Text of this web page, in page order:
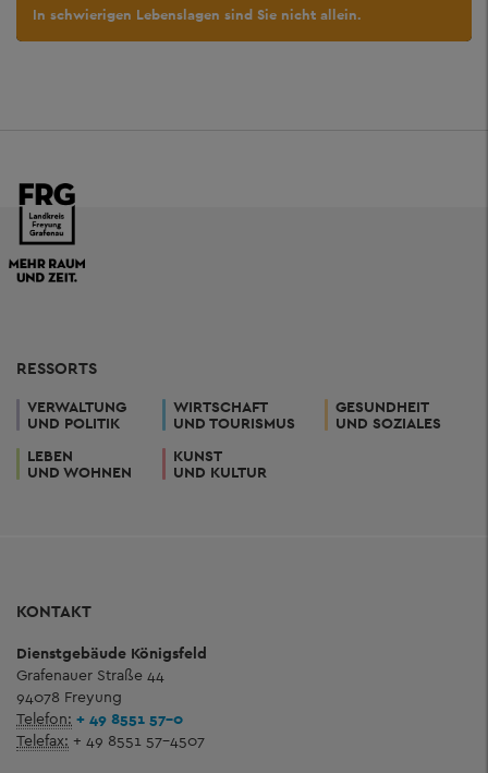
In schwierigen Lebenslagen sind Sie nicht allein.
RESSORTS
VERWALTUNG
UND POLITIK
WIRTSCHAFT
UND TOURISMUS
GESUNDHEIT
UND SOZIALES
LEBEN
UND WOHNEN
KUNST
UND KULTUR
KONTAKT
Dienstgebäude Königsfeld
Grafenauer Straße 44
94078 Freyung
Telefon: + 49 8551 57-0
Telefax: + 49 8551 57-4507